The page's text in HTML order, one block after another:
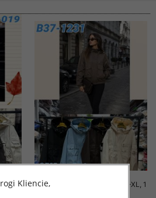
M-L,
Kurtki damskie cienki Roz S-XL, 1
Kliencie,